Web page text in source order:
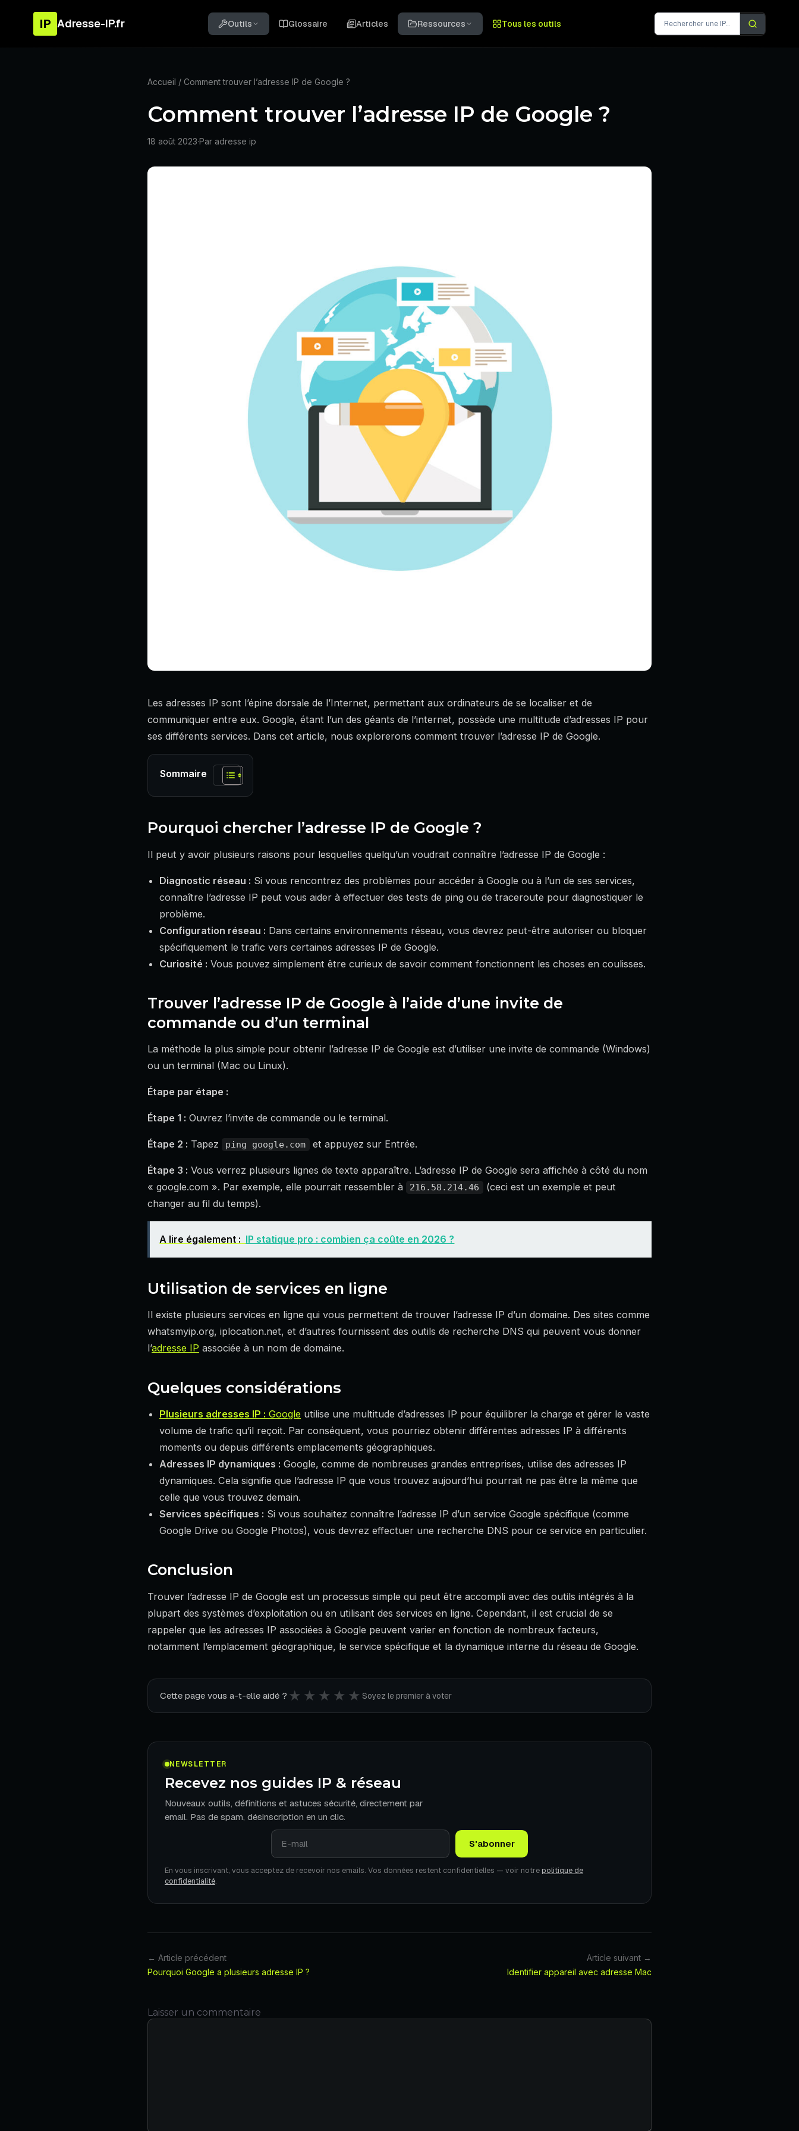
IP Adresse-IP.fr Outils Glossaire Articles Ressources Tous les outils
Accueil / Comment trouver l’adresse IP de Google ?
Comment trouver l’adresse IP de Google ?
18 août 2023·Par adresse ip
Les adresses IP sont l’épine dorsale de l’Internet, permettant aux ordinateurs de se localiser et de
communiquer entre eux. Google, étant l’un des géants de l’internet, possède une multitude d’adresses IP pour
ses différents services. Dans cet article, nous explorerons comment trouver l’adresse IP de Google.
Sommaire
Pourquoi chercher l’adresse IP de Google ?
Il peut y avoir plusieurs raisons pour lesquelles quelqu’un voudrait connaître l’adresse IP de Google :
Diagnostic réseau : Si vous rencontrez des problèmes pour accéder à Google ou à l’un de ses services,
connaître l’adresse IP peut vous aider à effectuer des tests de ping ou de traceroute pour diagnostiquer le
problème.
Configuration réseau : Dans certains environnements réseau, vous devrez peut-être autoriser ou bloquer
spécifiquement le trafic vers certaines adresses IP de Google.
Curiosité : Vous pouvez simplement être curieux de savoir comment fonctionnent les choses en coulisses.
Trouver l’adresse IP de Google à l’aide d’une invite de
commande ou d’un terminal
La méthode la plus simple pour obtenir l’adresse IP de Google est d’utiliser une invite de commande (Windows)
ou un terminal (Mac ou Linux).
Étape par étape :
Étape 1 : Ouvrez l’invite de commande ou le terminal.
Étape 2 : Tapez ping google.com et appuyez sur Entrée.
Étape 3 : Vous verrez plusieurs lignes de texte apparaître. L’adresse IP de Google sera affichée à côté du nom
« google.com ». Par exemple, elle pourrait ressembler à
216.58.214.46
(ceci est un exemple et peut
changer au fil du temps).
A lire également : IP statique pro : combien ça coûte en 2026 ?
Utilisation de services en ligne
Il existe plusieurs services en ligne qui vous permettent de trouver l’adresse IP d’un domaine. Des sites comme
whatsmyip.org, iplocation.net, et d’autres fournissent des outils de recherche DNS qui peuvent vous donner
l’adresse IP associée à un nom de domaine.
Quelques considérations
Plusieurs adresses IP : Google utilise une multitude d’adresses IP pour équilibrer la charge et gérer le vaste
volume de trafic qu’il reçoit. Par conséquent, vous pourriez obtenir différentes adresses IP à différents
moments ou depuis différents emplacements géographiques.
Adresses IP dynamiques : Google, comme de nombreuses grandes entreprises, utilise des adresses IP
dynamiques. Cela signifie que l’adresse IP que vous trouvez aujourd’hui pourrait ne pas être la même que
celle que vous trouvez demain.
Services spécifiques : Si vous souhaitez connaître l’adresse IP d’un service Google spécifique (comme
Google Drive ou Google Photos), vous devrez effectuer une recherche DNS pour ce service en particulier.
Conclusion
Trouver l’adresse IP de Google est un processus simple qui peut être accompli avec des outils intégrés à la
plupart des systèmes d’exploitation ou en utilisant des services en ligne. Cependant, il est crucial de se
rappeler que les adresses IP associées à Google peuvent varier en fonction de nombreux facteurs,
notamment l’emplacement géographique, le service spécifique et la dynamique interne du réseau de Google.
Cette page vous a-t-elle aidé ? ★ ★ ★ ★ ★ Soyez le premier à voter
NEWSLETTER
Recevez nos guides IP & réseau
Nouveaux outils, définitions et astuces sécurité, directement par
email. Pas de spam, désinscription en un clic.
En vous inscrivant, vous acceptez de recevoir nos emails. Vos données restent confidentielles — voir notre politique de
confidentialité.
← Article précédent
Pourquoi Google a plusieurs adresse IP ?
Article suivant →
Identifier appareil avec adresse Mac
Laisser un commentaire
Commentaire